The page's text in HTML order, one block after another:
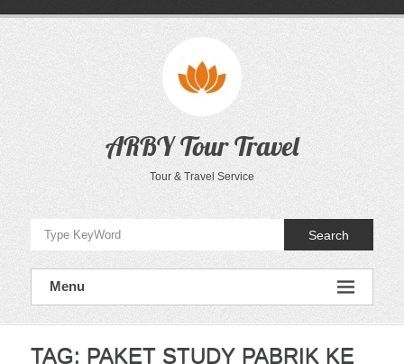
ARBY Tour Travel
Tour & Travel Service
Search
Menu
TAG: PAKET STUDY PABRIK KE